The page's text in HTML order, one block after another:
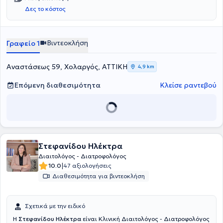
Δες το κόστος
Γραφείο 1 Βιντεοκλήση
Αναστάσεως 59, Χολαργός, ΑΤΤΙΚΗ 4,9 km
Επόμενη διαθεσιμότητα Κλείσε ραντεβού
Στεφανίδου Ηλέκτρα
Διαιτολόγος - Διατροφολόγος
10.0|47 αξιολογήσεις
Διαθεσιμότητα για βιντεοκλήση
Σχετικά με την ειδικό
Η Στεφανίδου Ηλέκτρα είναι Κλινική Διαιτολόγος - Διατροφολόγος